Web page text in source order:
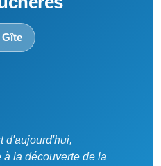
Gîte
d'aujourd'hui,
la découverte de la